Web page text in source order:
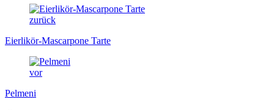
zurück
Eierlikör-Mascarpone Tarte
vor
Pelmeni